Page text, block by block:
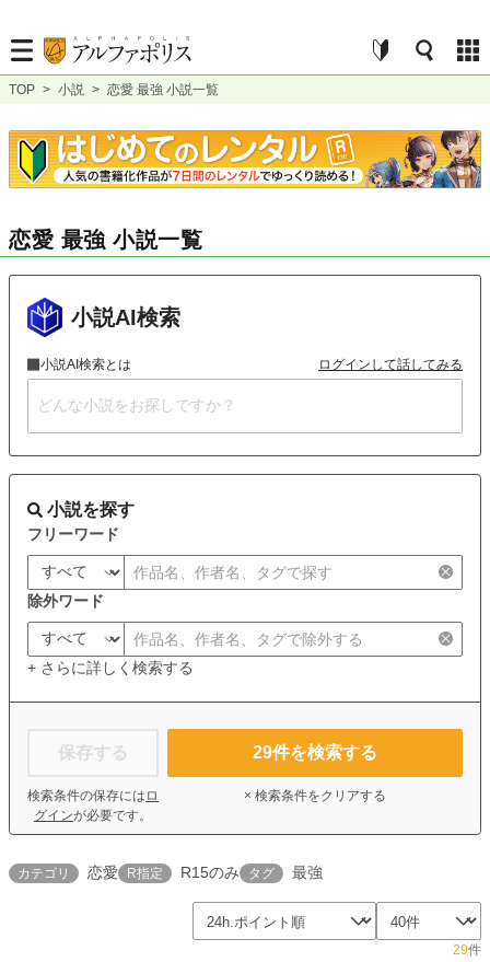
TOP > 小説 > 恋愛 最強 小説一覧
恋愛 最強 小説一覧
小説AI検索
小説AI検索とは ログインして話してみる
小説を探す
フリーワード
除外ワード
+ さらに詳しく検索する
保存する
検索条件の保存には ロ
グインが必要です。
29件を検索する
× 検索条件をクリアする
カテゴリ 恋愛 R指定 R15のみ タグ 最強
29件